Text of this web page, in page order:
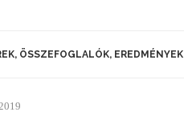
ÖSSZEFOGLALÓK, EREDMÉNYEK